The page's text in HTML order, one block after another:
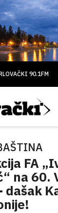
90.1FM
FA
na 60.
dašak